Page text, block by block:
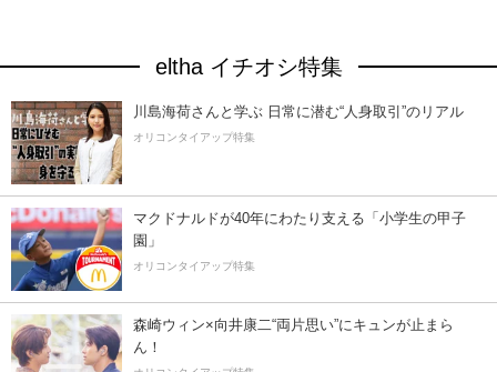
eltha イチオシ特集
川島海荷さんと学ぶ 日常に潜む“人身取引”のリアル
オリコンタイアップ特集
マクドナルドが40年にわたり支える「小学生の甲子
園」
オリコンタイアップ特集
森崎ウィン×向井康二“両片思い”にキュンが止まら
ん！